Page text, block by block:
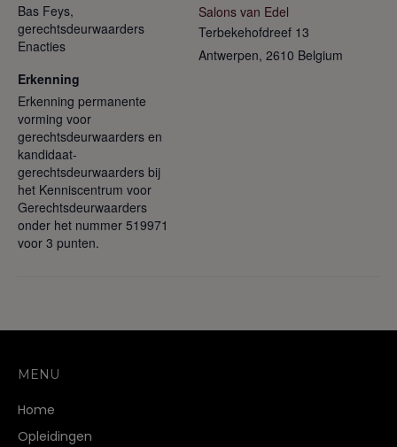
Salons van Edel
Terbekehofdreef 13
Antwerpen, 2610 Belgium
Bas Feys,
gerechtsdeurwaarders
Enacties
Erkenning
Erkenning permanente
vorming voor
gerechtsdeurwaarders en
kandidaat-
gerechtsdeurwaarders bij
het Kenniscentrum voor
Gerechtsdeurwaarders
onder het nummer 519971
voor 3 punten.
MENU
Home
Opleidingen